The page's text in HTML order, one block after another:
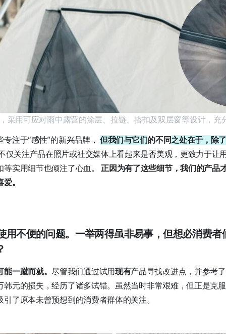
采用可应对雨中露营的涂层、拉链、搭扣及双层窗等设计，充
注于“感性”的新兴品牌， 但我们与它们的不同之处在于，除
仅关注产品在照片或社交媒体上看起来是否美观，更致力于让
等实用细节也倾注了心血。正因为有了这些细节，我们的产品
。
用不便的问题。一举两得虽非易事，但想必消费者
能一蹴而就。尽管我们通过试用现有产品寻找改进点，并参考
韩元的损失，经历了诸多试错。虽然当时非常艰难，但正是克
了原本未曾预想到的消费者群体的关注。